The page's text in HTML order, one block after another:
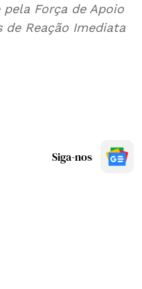
Força de Apoio
de Reação Imediata
Siga-nos